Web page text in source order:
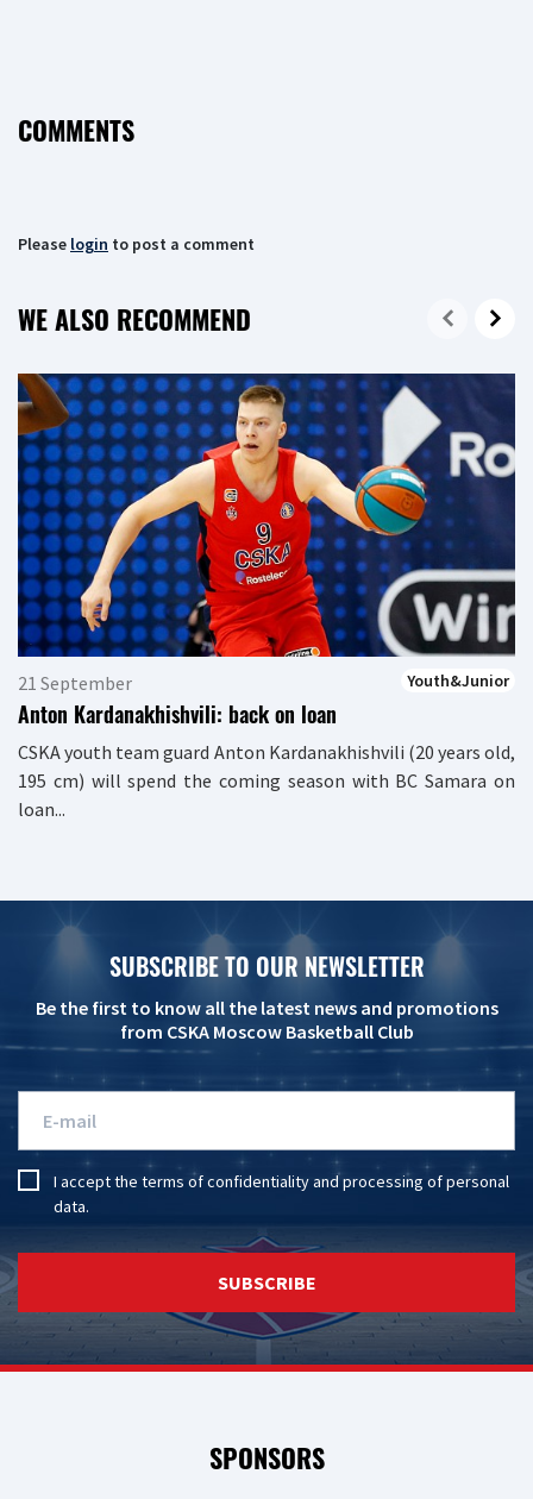
COMMENTS
Please login to post a comment
WE ALSO RECOMMEND
21 September Youth&Junior
Anton Kardanakhishvili: back on loan
CSKA youth team guard Anton Kardanakhishvili (20 years old,
195 cm) will spend the coming season with BC Samara on
loan...
SUBSCRIBE TO OUR NEWSLETTER
Be the first to know all the latest news and promotions
from CSKA Moscow Basketball Club
I accept the terms of confidentialityandprocessing of personal
data.
SUBSCRIBE
SPONSORS